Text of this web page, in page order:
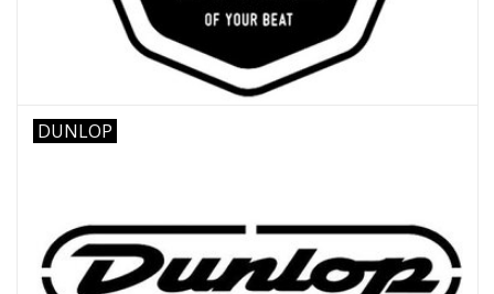
DUNLOP